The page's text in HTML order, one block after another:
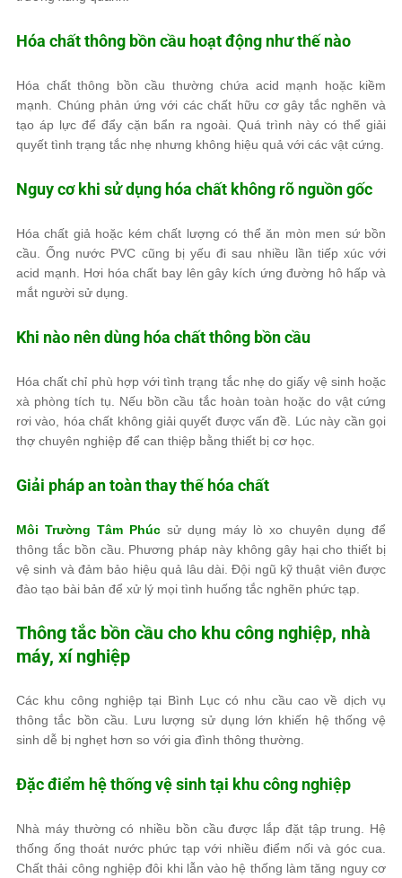
Hóa chất thông bồn cầu hoạt động như thế nào
Hóa chất thông bồn cầu thường chứa acid mạnh hoặc kiềm
mạnh. Chúng phản ứng với các chất hữu cơ gây tắc nghẽn và
tạo áp lực để đẩy cặn bẩn ra ngoài. Quá trình này có thể giải
quyết tình trạng tắc nhẹ nhưng không hiệu quả với các vật cứng.
Nguy cơ khi sử dụng hóa chất không rõ nguồn gốc
Hóa chất giả hoặc kém chất lượng có thể ăn mòn men sứ bồn
cầu. Ống nước PVC cũng bị yếu đi sau nhiều lần tiếp xúc với
acid mạnh. Hơi hóa chất bay lên gây kích ứng đường hô hấp và
mắt người sử dụng.
Khi nào nên dùng hóa chất thông bồn cầu
Hóa chất chỉ phù hợp với tình trạng tắc nhẹ do giấy vệ sinh hoặc
xà phòng tích tụ. Nếu bồn cầu tắc hoàn toàn hoặc do vật cứng
rơi vào, hóa chất không giải quyết được vấn đề. Lúc này cần gọi
thợ chuyên nghiệp để can thiệp bằng thiết bị cơ học.
Giải pháp an toàn thay thế hóa chất
Môi Trường Tâm Phúc sử dụng máy lò xo chuyên dụng để
thông tắc bồn cầu. Phương pháp này không gây hại cho thiết bị
vệ sinh và đảm bảo hiệu quả lâu dài. Đội ngũ kỹ thuật viên được
đào tạo bài bản để xử lý mọi tình huống tắc nghẽn phức tạp.
Thông tắc bồn cầu cho khu công nghiệp, nhà
máy, xí nghiệp
Các khu công nghiệp tại Bình Lục có nhu cầu cao về dịch vụ
thông tắc bồn cầu. Lưu lượng sử dụng lớn khiến hệ thống vệ
sinh dễ bị nghẹt hơn so với gia đình thông thường.
Đặc điểm hệ thống vệ sinh tại khu công nghiệp
Nhà máy thường có nhiều bồn cầu được lắp đặt tập trung. Hệ
thống ống thoát nước phức tạp với nhiều điểm nối và góc cua.
Chất thải công nghiệp đôi khi lẫn vào hệ thống làm tăng nguy cơ